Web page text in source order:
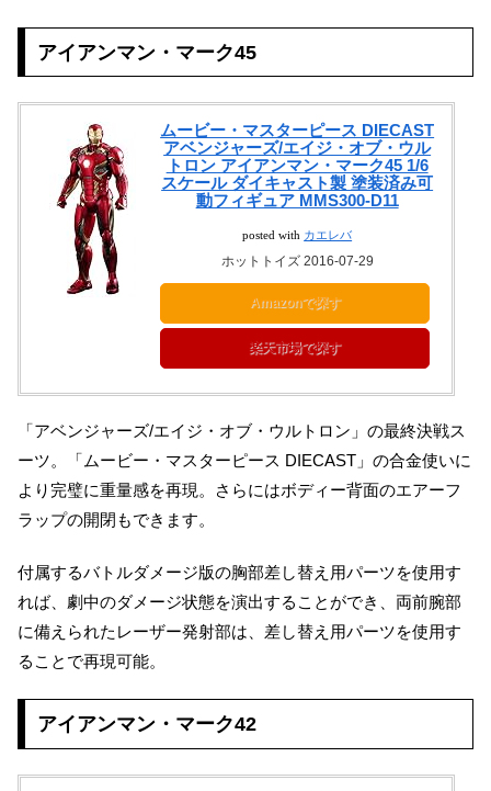
アイアンマン・マーク45
ムービー・マスターピース DIECAST
アベンジャーズ/エイジ・オブ・ウル
トロン アイアンマン・マーク45 1/6
スケール ダイキャスト製 塗装済み可
動フィギュア MMS300-D11
posted with カエレバ
ホットトイズ 2016-07-29
Amazonで探す
楽天市場で探す
「アベンジャーズ/エイジ・オブ・ウルトロン」の最終決戦ス
ーツ。「ムービー・マスターピース DIECAST」の合金使いに
より完璧に重量感を再現。さらにはボディー背面のエアーフ
ラップの開閉もできます。
付属するバトルダメージ版の胸部差し替え用パーツを使用す
れば、劇中のダメージ状態を演出することができ、両前腕部
に備えられたレーザー発射部は、差し替え用パーツを使用す
ることで再現可能。
アイアンマン・マーク42